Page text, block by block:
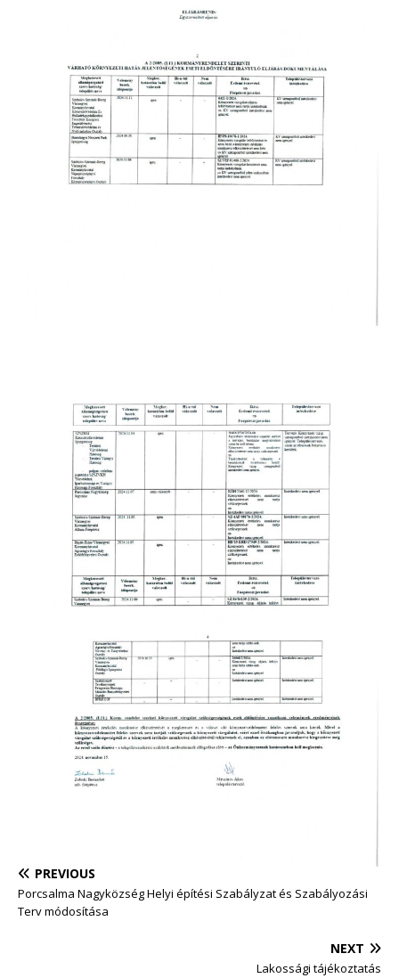
PREVIOUS
Porcsalma Nagyközség Helyi építési Szabályzat és Szabályozási
Terv módosítása
NEXT
Lakossági tájékoztatás